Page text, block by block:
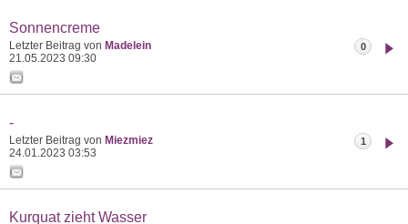
Sonnencreme
Letzter Beitrag von Madelein
21.05.2023 09:30
0
-
Letzter Beitrag von Miezmiez
24.01.2023 03:53
1
Kurquat zieht Wasser